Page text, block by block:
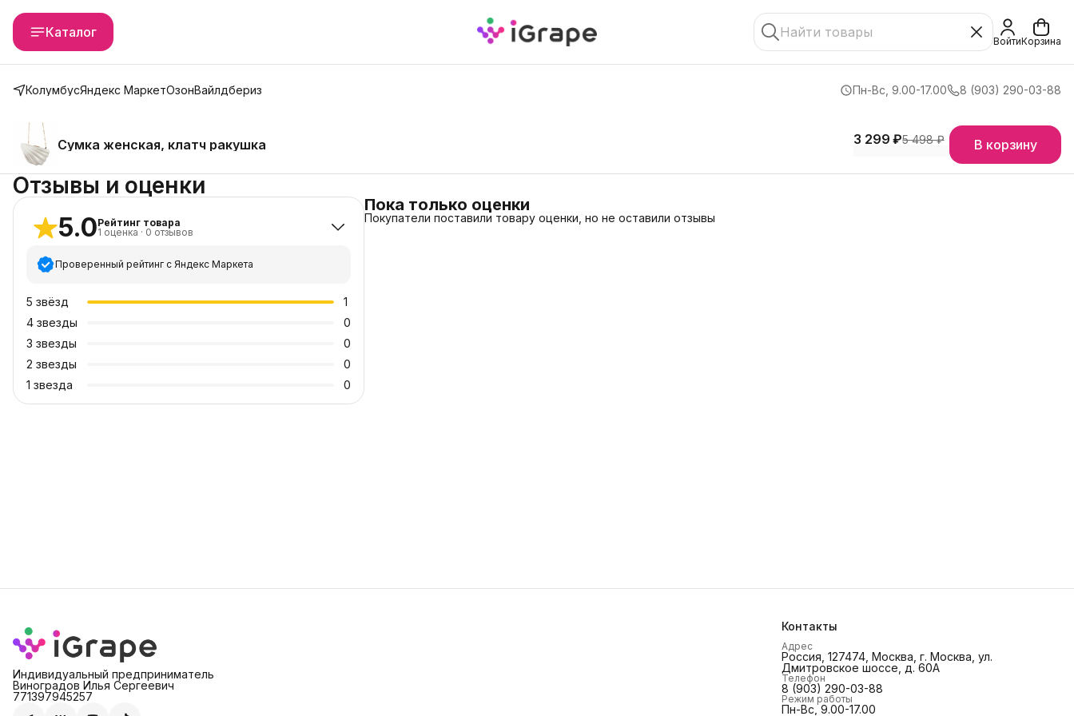
Каталог
ВойтиКорзина
КолумбусЯндекс МаркетОзонВайлдбериз Пн-Вс, 9.00-17.00 8 (903) 290-03-88
Сумка женская, клатч ракушка 3 299 ₽5 498 ₽ В корзину
Отзывы и оценки
5.0Рейтинг товара
1 оценка · 0 отзывов
Проверенный рейтинг с Яндекс Маркета
5 звёзд
1
4 звезды
0
3 звезды
0
2 звезды
0
1 звезда 0
Пока только оценки
Покупатели поставили товару оценки, но не оставили отзывы
Индивидуальный предприниматель
Виноградов Илья Сергеевич
771397945257
Контакты
Адрес
Россия, 127474, Москва, г. Москва, ул.
Дмитровское шоссе, д. 60А
Телефон
8 (903) 290-03-88
Режим работы
Пн-Вс, 9.00-17.00